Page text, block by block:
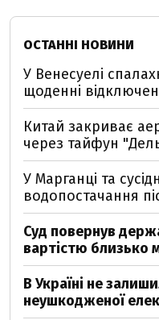
ОСТАННІ НОВИНИ
У Венесуелі
щоденні
Китай закриває
через тайфун
У Марганці та
водопостачання
Суд повернув
вартістю близько
В Україні не
неушкодженої